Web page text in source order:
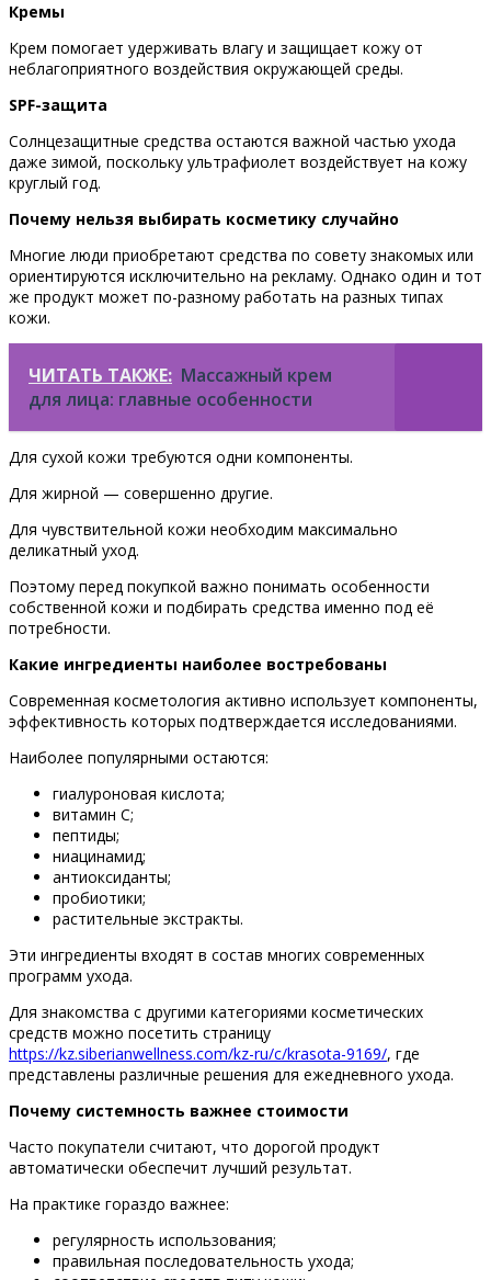
Кремы
Крем помогает удерживать влагу и защищает кожу от
неблагоприятного воздействия окружающей среды.
SPF-защита
Солнцезащитные средства остаются важной частью ухода
даже зимой, поскольку ультрафиолет воздействует на кожу
круглый год.
Почему нельзя выбирать косметику случайно
Многие люди приобретают средства по совету знакомых или
ориентируются исключительно на рекламу. Однако один и тот
же продукт может по-разному работать на разных типах
кожи.
ЧИТАТЬ ТАКЖЕ: Массажный крем
для лица: главные особенности
Для сухой кожи требуются одни компоненты.
Для жирной — совершенно другие.
Для чувствительной кожи необходим максимально
деликатный уход.
Поэтому перед покупкой важно понимать особенности
собственной кожи и подбирать средства именно под её
потребности.
Какие ингредиенты наиболее востребованы
Современная косметология активно использует компоненты,
эффективность которых подтверждается исследованиями.
Наиболее популярными остаются:
гиалуроновая кислота;
витамин С;
пептиды;
ниацинамид;
антиоксиданты;
пробиотики;
растительные экстракты.
Эти ингредиенты входят в состав многих современных
программ ухода.
Для знакомства с другими категориями косметических
средств можно посетить страницу
https://kz.siberianwellness.com/kz-ru/c/krasota-9169/, где
представлены различные решения для ежедневного ухода.
Почему системность важнее стоимости
Часто покупатели считают, что дорогой продукт
автоматически обеспечит лучший результат.
На практике гораздо важнее:
регулярность использования;
правильная последовательность ухода;